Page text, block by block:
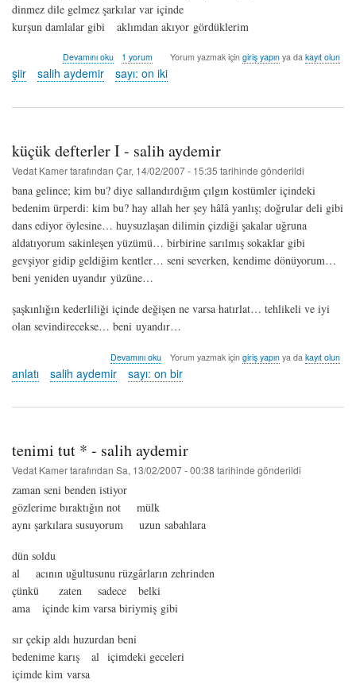
dinmez dile gelmez şarkılar var içinde
kurşun damlalar gibi aklımdan akıyor gördüklerim
çukur*
-
salihaydemir
Devamını oku 1 yorum Yorum yazmak için giriş yapınya da kayıt olun
şiir salih aydemir sayı: on iki
küçük defterler I - salih aydemir
Vedat Kamertarafından Çar, 14/02/2007 - 15:35 tarihinde gönderildi
bana gelince; kim bu? diye sallandırdığım çılgın kostümler içindeki
bedenim ürperdi: kim bu? hay allah her şey hâlâ yanlış; doğrular deli gibi
dans ediyor öylesine… huysuzlaşan dilimin çizdiği şakalar uğruna
aldatıyorum sakinleşen yüzümü… birbirine sarılmış sokaklar gibi
gevşiyor gidip geldiğim kentler… seni severken, kendime dönüyorum…
beni yeniden uyandır yüzüne…
şaşkınlığın kederliliği içinde değişen ne varsa hatırlat… tehlikeli ve iyi
olan sevindirecekse… beni uyandır…
küçük
defterler
I
salih
Devamını oku Yorum yazmak için giriş yapınya da kayıt olun
anlatı salih aydemir sayı: on bir
tenimi tut * - salih aydemir
Vedat Kamertarafından Sa, 13/02/2007 - 00:38 tarihinde gönderildi
zaman seni benden istiyor
gözlerime bıraktığın not mülk
aynı şarkılara susuyorum uzun sabahlara
dün soldu
al acının uğultusunu rüzgârların zehrinden
çünkü zaten sadece belki
ama içinde kim varsa biriymiş gibi
sır çekip aldı huzurdan beni
bedenime karış al içimdeki geceleri
içimde kim varsa